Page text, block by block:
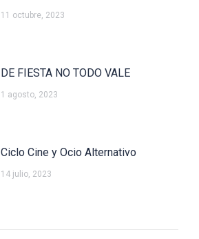
11 octubre, 2023
DE FIESTA NO TODO VALE
1 agosto, 2023
Ciclo Cine y Ocio Alternativo
14 julio, 2023